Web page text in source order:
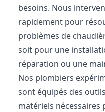
besoins. Nous
rapidement pour
problèmes de
soit pour une
réparation ou une
Nos plombiers
sont équipés des
matériels nécessaires